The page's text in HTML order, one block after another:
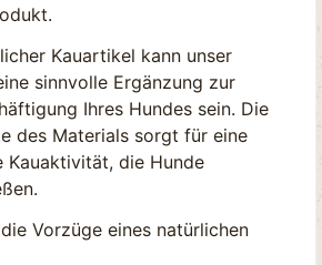
Kauartikel kann unser
sinnvolle Ergänzung zur
Ihres Hundes sein. Die
des Materials sorgt für eine
Kauaktivität, die Hunde
Vorzüge eines natürlichen